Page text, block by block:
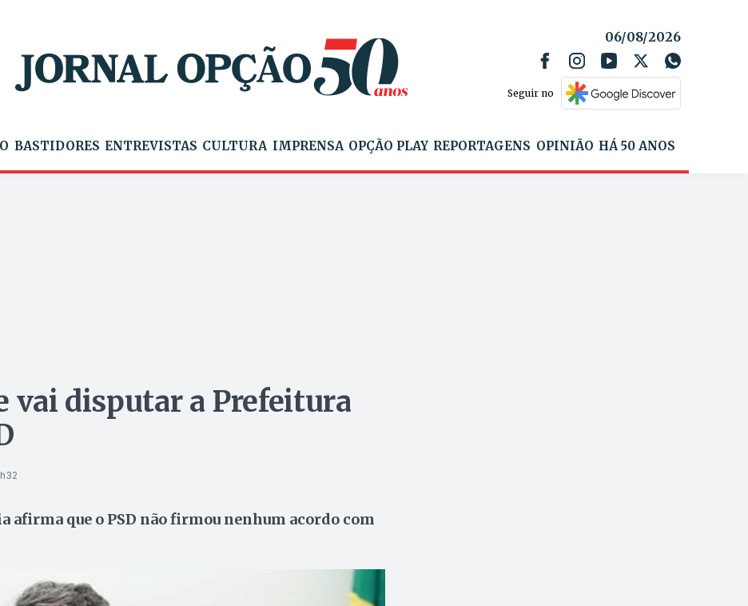
06/08/2026
Seguir no
BASTIDORES ENTREVISTAS CULTURA IMPRENSA OPÇÃO PLAY REPORTAGENS OPINIÃO HÁ 50 ANOS
vai disputar a Prefeitura
afirma que o PSD não firmou nenhum acordo com